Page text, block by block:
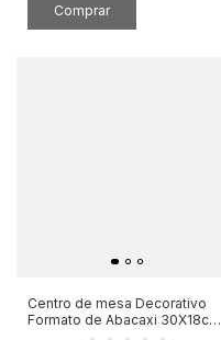
Comprar
Centro de mesa Decorativo
Formato de Abacaxi 30X18cm